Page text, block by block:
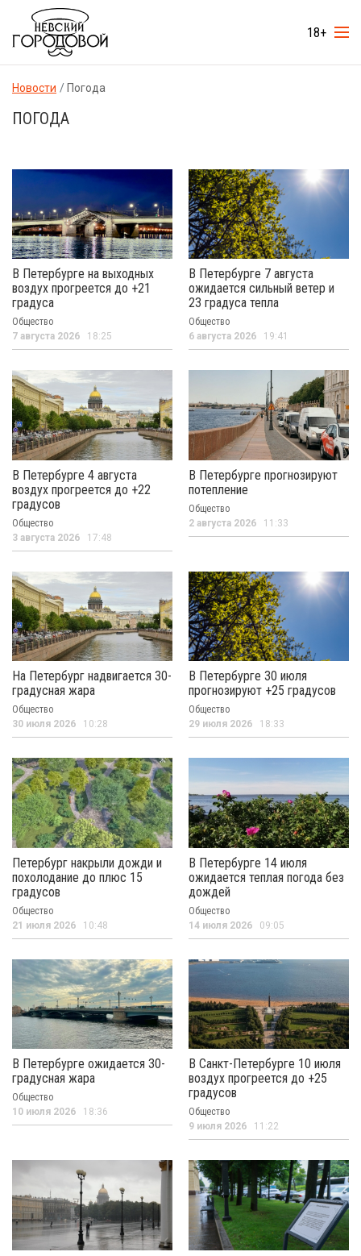
18+
Новости Погода
ПОГОДА
В Петербурге на выходных
воздух прогреется до +21
градуса
Общество
7 августа 2026 18:25
В Петербурге 7 августа
ожидается сильный ветер и
23 градуса тепла
Общество
6 августа 2026 19:41
В Петербурге 4 августа
воздух прогреется до +22
градусов
Общество
3 августа 2026 17:48
В Петербурге прогнозируют
потепление
Общество
2 августа 2026 11:33
На Петербург надвигается 30-
градусная жара
Общество
30 июля 2026 10:28
В Петербурге 30 июля
прогнозируют +25 градусов
Общество
29 июля 2026 18:33
Петербург накрыли дожди и
похолодание до плюс 15
градусов
Общество
21 июля 2026 10:48
В Петербурге 14 июля
ожидается теплая погода без
дождей
Общество
14 июля 2026 09:05
В Петербурге ожидается 30-
градусная жара
Общество
10 июля 2026 18:36
В Санкт-Петербурге 10 июля
воздух прогреется до +25
градусов
Общество
9 июля 2026 11:22